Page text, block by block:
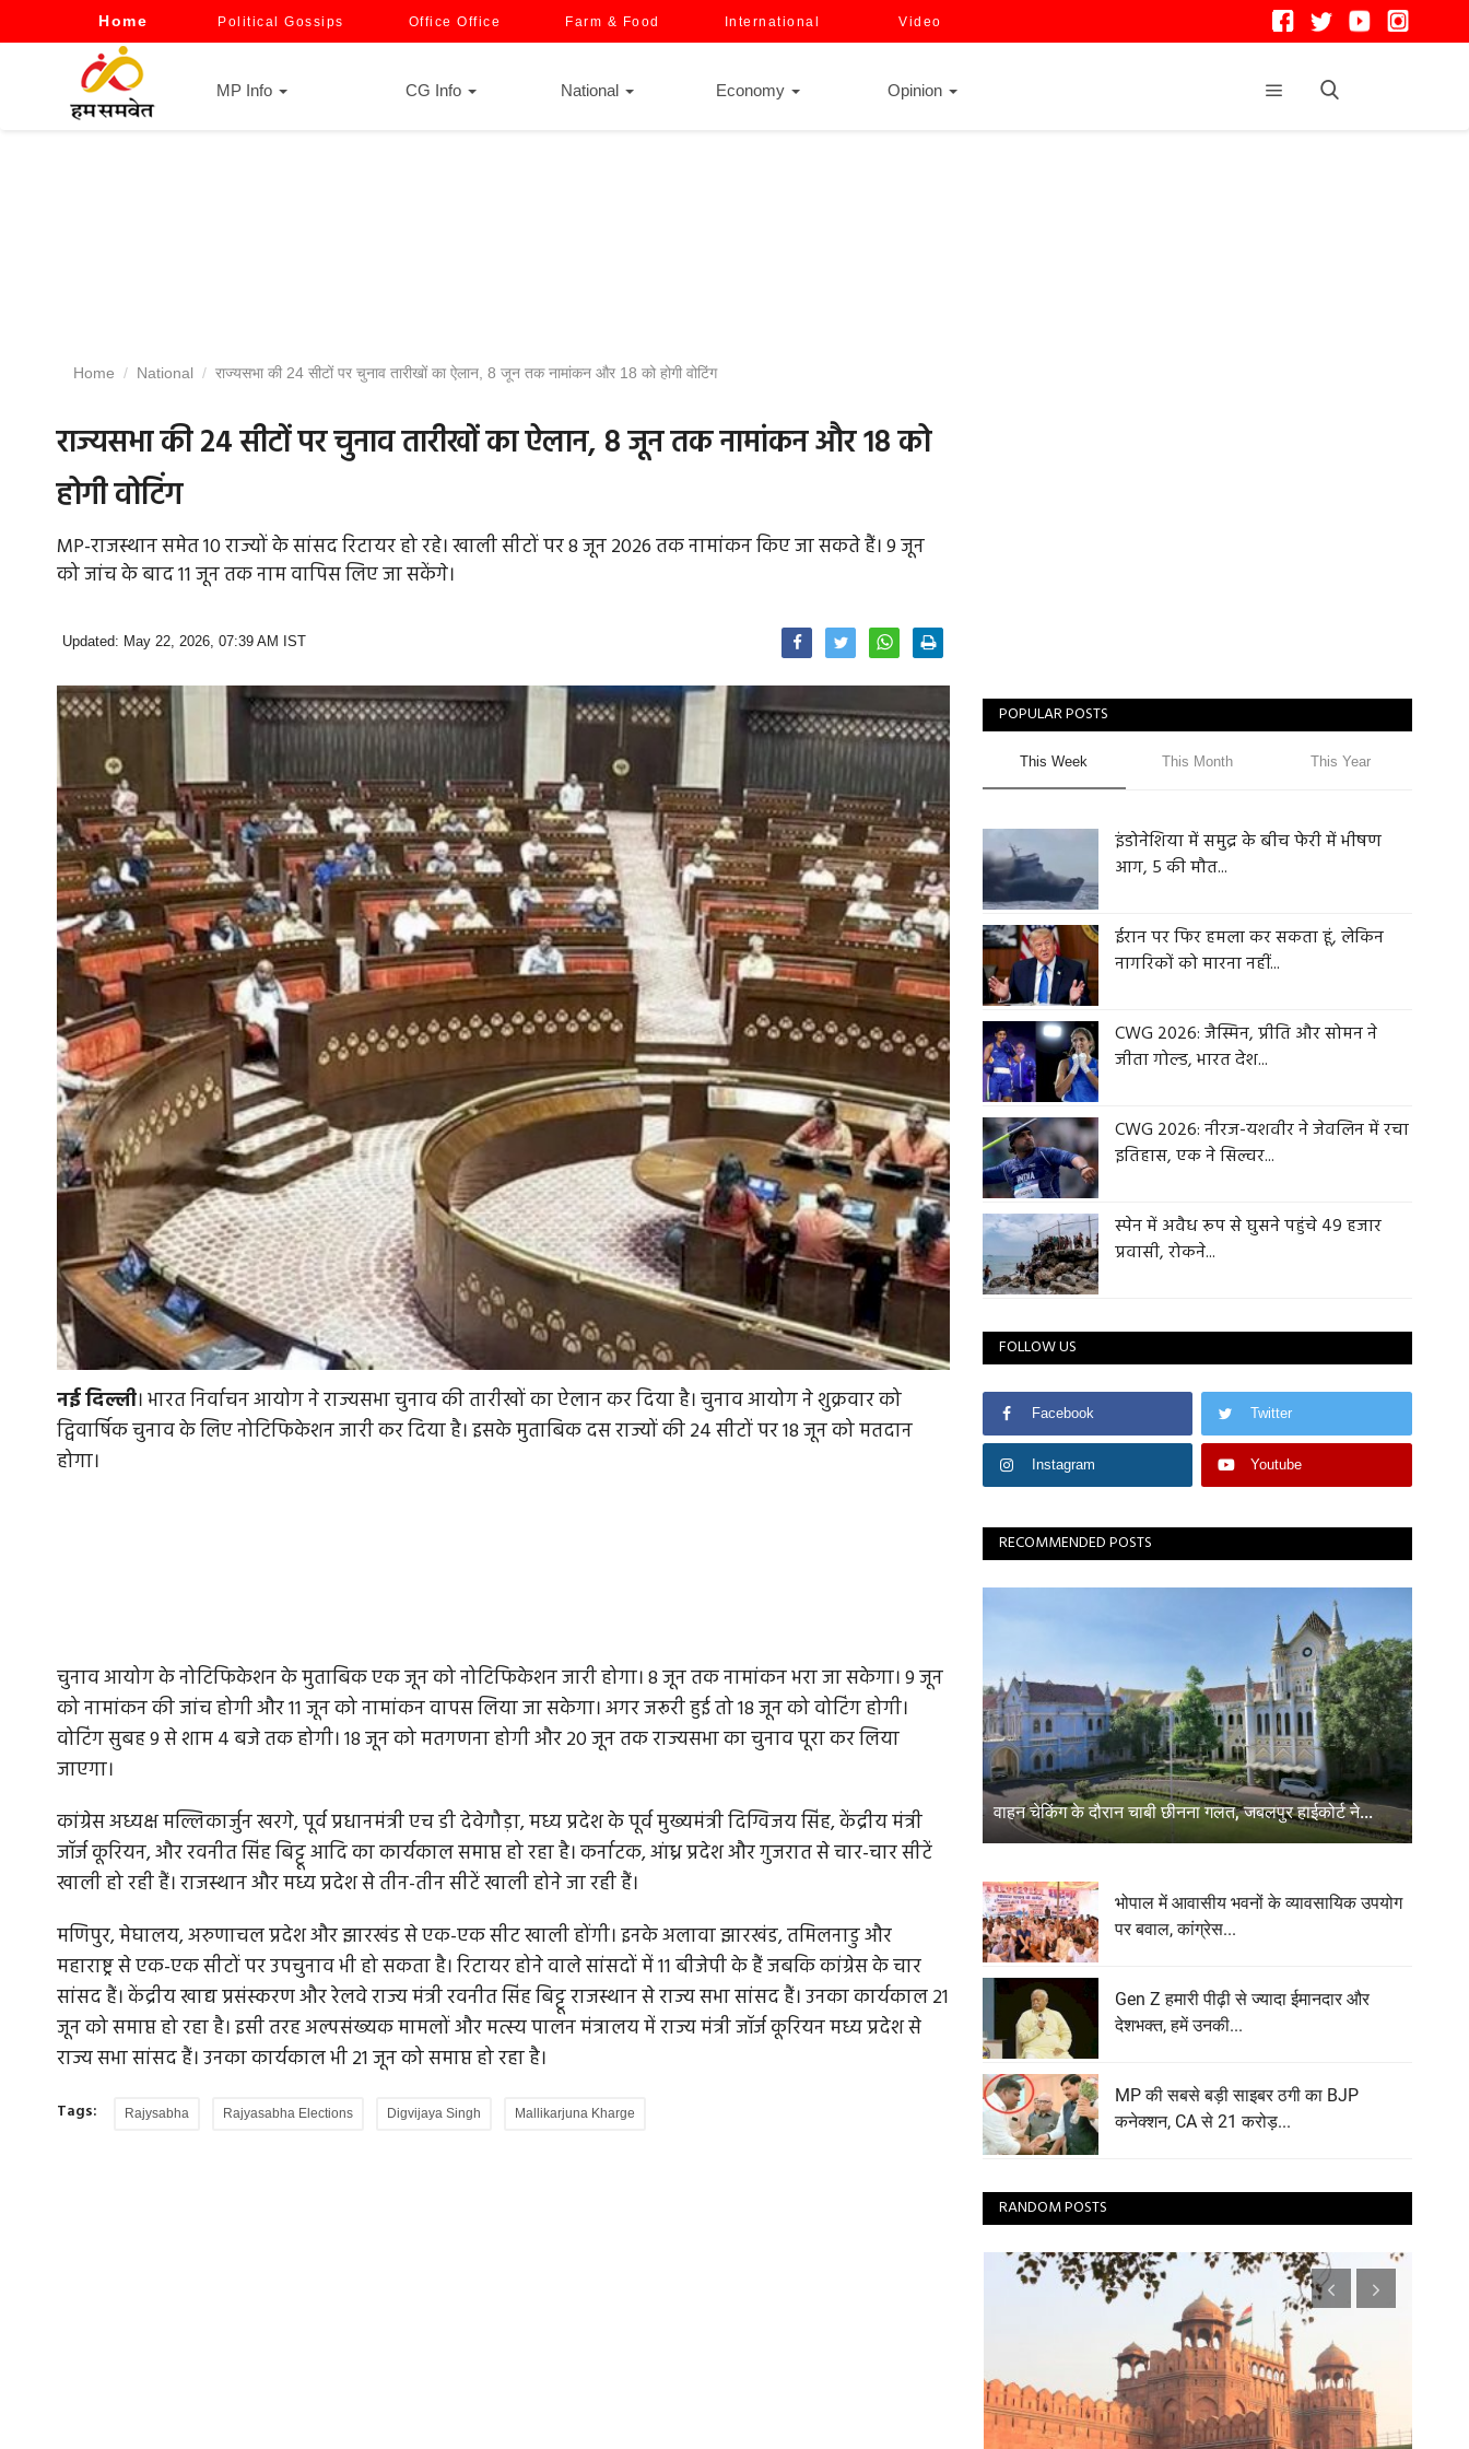
Home Political Gossips Office Office Farm & Food International Video
MP Info CG Info National Economy Opinion
Home National राज्यसभा की 24 सीटों पर चुनाव तारीखों का ऐलान, 8 जून तक नामांकन और 18 को होगी वोटिंग
राज्यसभा की 24 सीटों पर चुनाव तारीखों का ऐलान, 8 जून तक नामांकन और 18 को
होगी वोटिंग
MP-राजस्थान समेत 10 राज्यों के सांसद रिटायर हो रहे। खाली सीटों पर 8 जून 2026 तक नामांकन किए जा सकते हैं। 9 जून
को जांच के बाद 11 जून तक नाम वापिस लिए जा सकेंगे।
Updated: May 22, 2026, 07:39 AM IST
नईदिल्ली। भारत निर्वाचन आयोग ने राज्यसभा चुनाव की तारीखों का ऐलान कर दिया है। चुनाव आयोग ने शुक्रवार को
द्विवार्षिक चुनाव के लिए नोटिफिकेशन जारी कर दिया है। इसके मुताबिक दस राज्यों की 24 सीटों पर 18 जून को मतदान
होगा।
चुनाव आयोग के नोटिफिकेशन के मुताबिक एक जून को नोटिफिकेशन जारी होगा। 8 जून तक नामांकन भरा जा सकेगा। 9 जून
को नामांकन की जांच होगी और 11 जून को नामांकन वापस लिया जा सकेगा। अगर जरूरी हुई तो 18 जून को वोटिंग होगी।
वोटिंग सुबह 9 से शाम 4 बजे तक होगी। 18 जून को मतगणना होगी और 20 जून तक राज्यसभा का चुनाव पूरा कर लिया
जाएगा।
कांग्रेस अध्यक्ष मल्लिकार्जुन खरगे, पूर्व प्रधानमंत्री एच डी देवेगौड़ा, मध्य प्रदेश के पूर्व मुख्यमंत्री दिग्विजय सिंह, केंद्रीय मंत्री
जॉर्ज कूरियन, और रवनीत सिंह बिट्टू आदि का कार्यकाल समाप्त हो रहा है। कर्नाटक, आंध्र प्रदेश और गुजरात से चार-चार सीटें
खाली हो रही हैं। राजस्थान और मध्य प्रदेश से तीन-तीन सीटें खाली होने जा रही हैं।
मणिपुर, मेघालय, अरुणाचल प्रदेश और झारखंड से एक-एक सीट खाली होंगी। इनके अलावा झारखंड, तमिलनाडु और
महाराष्ट्र से एक-एक सीटों पर उपचुनाव भी हो सकता है। रिटायर होने वाले सांसदों में 11 बीजेपी के हैं जबकि कांग्रेस के चार
सांसद हैं। केंद्रीय खाद्य प्रसंस्करण और रेलवे राज्य मंत्री रवनीत सिंह बिट्टू राजस्थान से राज्य सभा सांसद हैं। उनका कार्यकाल 21
जून को समाप्त हो रहा है। इसी तरह अल्पसंख्यक मामलों और मत्स्य पालन मंत्रालय में राज्य मंत्री जॉर्ज कूरियन मध्य प्रदेश से
राज्य सभा सांसद हैं। उनका कार्यकाल भी 21 जून को समाप्त हो रहा है।
Tags: Rajysabha Rajyasabha Elections Digvijaya Singh Mallikarjuna Kharge
POPULAR POSTS
This Week This Month This Year
इंडोनेशिया में समुद्र के बीच फेरी में भीषण
आग, 5 की मौत...
ईरान पर फिर हमला कर सकता हूं, लेकिन
नागरिकों को मारना नहीं...
CWG 2026: जैस्मिन, प्रीति और सोमन ने
जीता गोल्ड, भारत देश...
CWG 2026: नीरज-यशवीर ने जेवलिन में रचा
इतिहास, एक ने सिल्वर...
स्पेन में अवैध रूप से घुसने पहुंचे 49 हजार
प्रवासी, रोकने...
FOLLOW US
Facebook Twitter
Instagram Youtube
RECOMMENDED POSTS
वाहन चेकिंग के दौरान चाबी छीनना गलत, जबलपुर हाईकोर्ट ने...
भोपाल में आवासीय भवनों के व्यावसायिक उपयोग
पर बवाल, कांग्रेस...
Gen Z हमारी पीढ़ी से ज्यादा ईमानदार और
देशभक्त, हमें उनकी...
MP की सबसे बड़ी साइबर ठगी का BJP
कनेक्शन, CA से 21 करोड़...
RANDOM POSTS